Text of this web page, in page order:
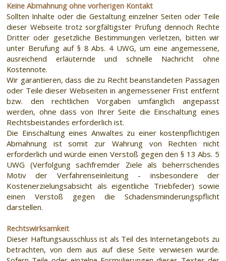
Keine Abmahnung ohne vorherigen Kontakt
Sollten Inhalte oder die Gestaltung einzelner Seiten oder Teile
dieser Webseite trotz sorgfältigster Prüfung dennoch Rechte
Dritter oder gesetzliche Bestimmungen verletzen, bitten wir
unter Berufung auf § 8 Abs. 4 UWG, um eine angemessene,
ausreichend erläuternde und schnelle Nachricht ohne
Kostennote.
Wir garantieren, dass die zu Recht beanstandeten Passagen
oder Teile dieser Webseiten in angemessener Frist entfernt
bzw. den rechtlichen Vorgaben umfänglich angepasst
werden, ohne dass von Ihrer Seite die Einschaltung eines
Rechtsbeistandes erforderlich ist.
Die Einschaltung eines Anwaltes zu einer kostenpflichtigen
Abmahnung ist somit zur Wahrung von Rechten nicht
erforderlich und würde einen Verstoß gegen den § 13 Abs. 5
UWG (Verfolgung sachfremder Ziele als beherrschendes
Motiv der Verfahrenseinleitung - insbesondere der
Kostenerzielungsabsicht als eigentliche Triebfeder) sowie
einen Verstoß gegen die Schadensminderungspflicht
darstellen.
Rechtswirksamkeit
Dieser Haftungsausschluss ist als Teil des Internetangebots zu
betrachten, von dem aus auf diese Seite verwiesen wurde.